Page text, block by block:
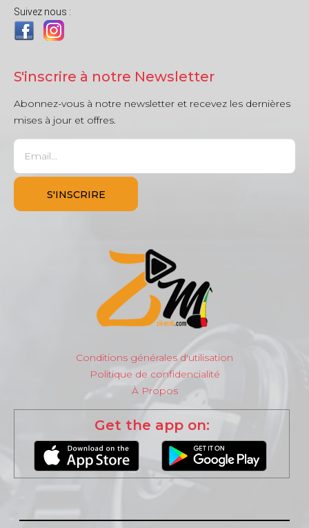
Suivez nous :
S'inscrire à notre Newsletter
Abonnez-vous à notre newsletter et recevez les dernières
mises à jour et offres.
Conditions générales d'utilisation
Politique de confidencialité
À Propos
Get the app on: